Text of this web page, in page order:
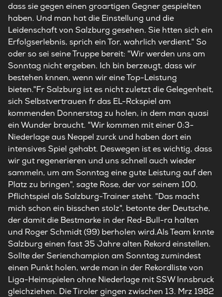
dass sie gegen einen groartigen Gegner gespielten
haben. Und man hat die Einstellung und die
Leidenschaft von Salzburg gesehen. Sie htten sich ein
Erfolgserlebnis, sprich ein Tor, wahrlich verdient." So
oder so sei seine Truppe bereit: "Wir werden uns am
Sonntag nicht ergeben. Ich bin berzeugt, dass wir
bestehen knnen, wenn wir eine Top-Leistung
bieten."Fr Salzburg ist es nicht zuletzt die Gelegenheit,
sich Selbstvertrauen fr das EL-Rckspiel am
kommenden Donnerstag zu holen, in dem man quasi
ein Wunder braucht. "Wir kommen mit einer 0:3-
Niederlage aus Neapel zurck und haben dort ein
intensives Spiel gehabt. Deswegen ist es wichtig, dass
wir gut regenerieren und uns schnell auch wieder
sammeln, um am Sonntag eine gute Leistung auf den
Platz zu bringen", sagte Rose, der vor seinem 100.
Pflichtspiel als Salzburg-Trainer steht. "Das macht
mich schon ein bisschen stolz", betonte der Deutsche,
der damit die Bestmarke in der Red-Bull-ra halten
und Roger Schmidt (99) berholen wird.Als Team knnte
Salzburg einen fast 35 Jahre alten Rekord einstellen.
Sollte der Serienchampion am Sonntag zumindest
einen Punkt holen, wrde man in der Rekordliste von
Liga-Heimspielen ohne Niederlage mit SSW Innsbruck
gleichziehen. Die Tiroler gingen zwischen 13. Mrz 1982